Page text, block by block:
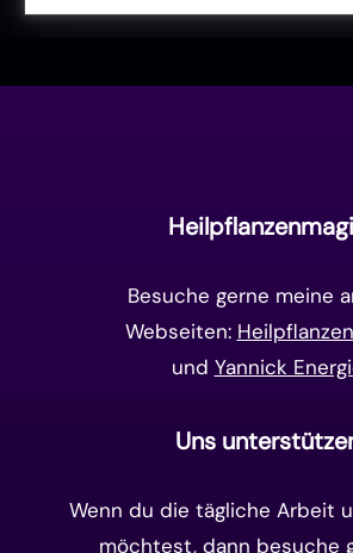
Besuche gerne meine
Webseiten:
und Yannick
Uns
Wenn du die tägliche Arbeit
möchtest, dann besuche